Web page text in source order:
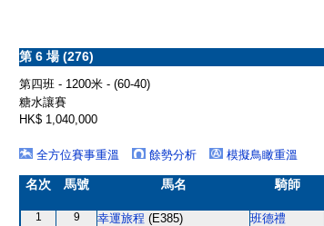
第 6 場 (276)
第四班 - 1200米 - (60-40)
糖水讓賽
HK$ 1,040,000
全方位賽事重溫
餘勢分析 模擬鳥瞰重溫
名次 馬號 馬名 騎師
1 9 幸運旅程 (E385) 班德禮